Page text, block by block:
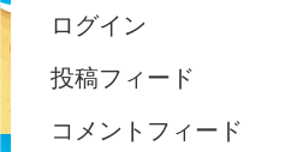
ログイン
投稿フィード
コメントフィード